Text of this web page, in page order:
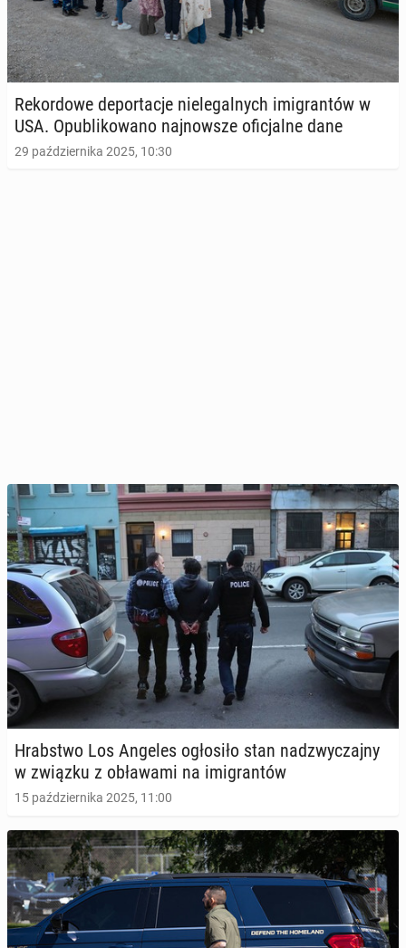
Re­kor­do­we de­por­ta­cje nie­le­gal­nych imi­gran­tów w
USA. Opu­bli­ko­wa­no naj­now­sze ofi­cjal­ne dane
29 października 2025, 10:30
Hrab­stwo Los Angeles ogło­si­ło stan nad­zwy­czaj­ny
w związku z ob­ła­wa­mi na imi­gran­tów
15 października 2025, 11:00